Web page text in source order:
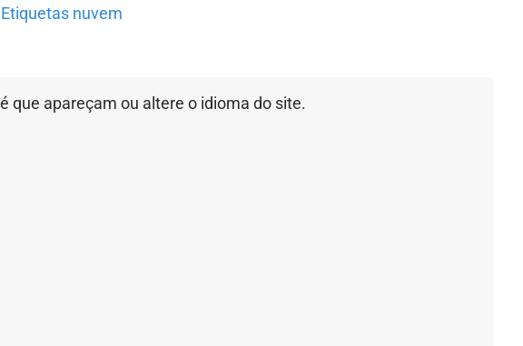
Etiquetas nuvem